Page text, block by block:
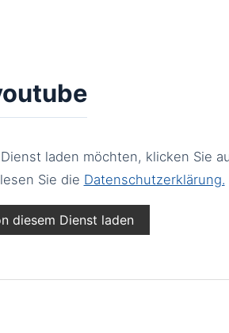
laden möchten, klicken Sie
Sie die Datenschutzerklärung.
diesem Dienst laden